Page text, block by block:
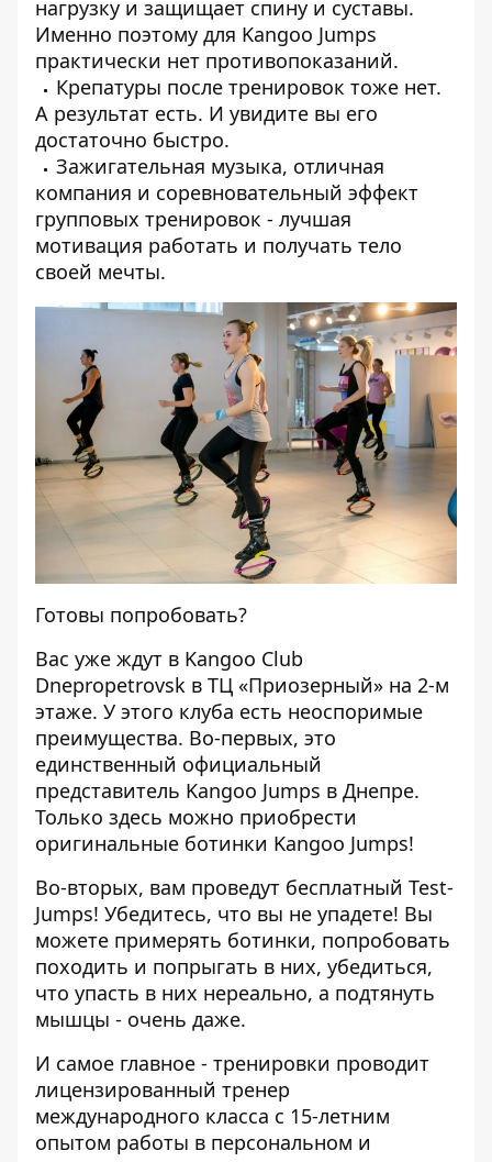
нагрузку и защищает спину и суставы.
Именно поэтому для Kangoo Jumps
практически нет противопоказаний.
Крепатуры после тренировок тоже нет.
А результат есть. И увидите вы его
достаточно быстро.
Зажигательная музыка, отличная
компания и соревновательный эффект
групповых тренировок - лучшая
мотивация работать и получать тело
своей мечты.
Готовы попробовать?
Вас уже ждут в Kangoo Club
Dnepropetrovsk в ТЦ «Приозерный» на 2-м
этаже. У этого клуба есть неоспоримые
преимущества. Во-первых, это
единственный официальный
представитель Kangoo Jumps в Днепре.
Только здесь можно приобрести
оригинальные ботинки Kangoo Jumps!
Во-вторых, вам проведут бесплатный Test-
Jumps! Убедитесь, что вы не упадете! Вы
можете примерять ботинки, попробовать
походить и попрыгать в них, убедиться,
что упасть в них нереально, а подтянуть
мышцы - очень даже.
И самое главное - тренировки проводит
лицензированный тренер
международного класса с 15-летним
опытом работы в персональном и